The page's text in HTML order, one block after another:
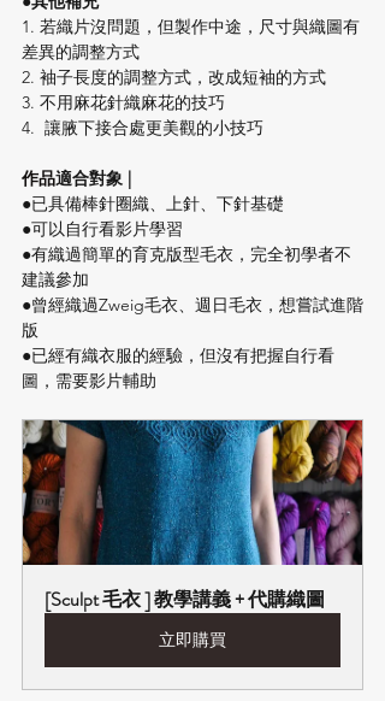
1. 若織片沒問題，但製作中途，尺寸與織圖有
差異的調整方式
2. 袖子長度的調整方式，改成短袖的方式
3. 不用麻花針織麻花的技巧
4.  讓腋下接合處更美觀的小技巧
作品適合對象 |
●已具備棒針圈織、上針、下針基礎
●可以自行看影片學習
●有織過簡單的育克版型毛衣，完全初學者不
建議參加
●曾經織過Zweig毛衣、週日毛衣，想嘗試進階
版
●已經有織衣服的經驗，但沒有把握自行看
圖，需要影片輔助​
[Sculpt 毛衣 ] 教學講義 + 代購織圖
立即購買